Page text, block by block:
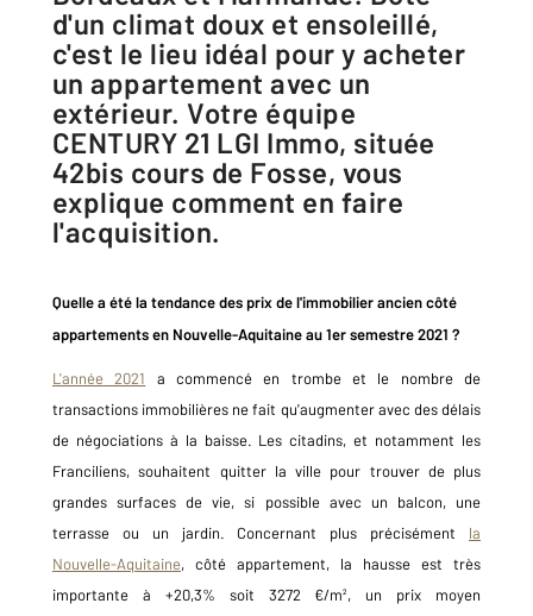
d'un climat doux et ensoleillé,
c'est le lieu idéal pour y acheter
un appartement avec un
extérieur. Votre équipe
CENTURY 21 LGI Immo, située
42bis cours de Fosse, vous
explique comment en faire
l'acquisition.
Quelle a été la tendance des prix de l'immobilier ancien côté
appartements en Nouvelle-Aquitaine au 1er semestre 2021 ?
L'année 2021 a commencé en trombe et le nombre de
transactions immobilières ne fait qu'augmenter avec des délais
de négociations à la baisse. Les citadins, et notamment les
Franciliens, souhaitent quitter la ville pour trouver de plus
grandes surfaces de vie, si possible avec un balcon, une
terrasse ou un jardin. Concernant plus précisément la
Nouvelle-Aquitaine, côté appartement, la hausse est très
importante à +20,3% soit 3272 €/m², un prix moyen